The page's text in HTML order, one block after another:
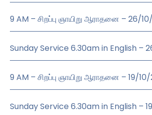
9 AM – சிறப்பு ஞாயிறு ஆராதனை – 26/
Sunday Service 6.30am in English –
9 AM – சிறப்பு ஞாயிறு ஆராதனை – 19/
Sunday Service 6.30am in English –